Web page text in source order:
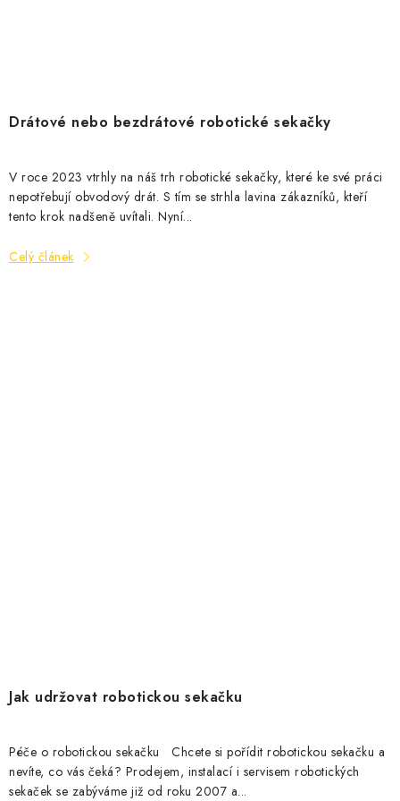
Drátové nebo bezdrátové robotické sekačky
V roce 2023 vtrhly na náš trh robotické sekačky, které ke své práci
nepotřebují obvodový drát. S tím se strhla lavina zákazníků, kteří
tento krok nadšeně uvítali. Nyní...
Celý článek
Jak udržovat robotickou sekačku
Péče o robotickou sekačku Chcete si pořídit robotickou sekačku a
nevíte, co vás čeká? Prodejem, instalací i servisem robotických
sekaček se zabýváme již od roku 2007 a...